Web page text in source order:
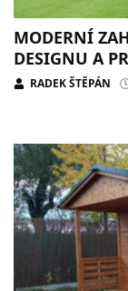
MODERNÍ
DESIGNU A
RADEK ŠTĚPÁN